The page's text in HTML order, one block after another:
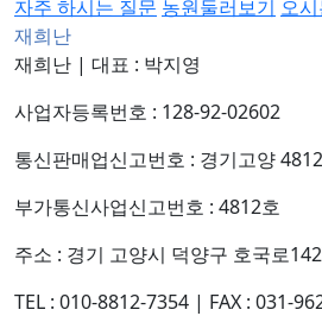
자주 하시는 질문 농원둘러보기 오
재희난
재희난 | 대표 : 박지영
사업자등록번호 : 128-92-02602
통신판매업신고번호 : 경기고양
부가통신사업신고번호 : 4812호
주소 : 경기 고양시 덕양구 호국로
TEL : 010-8812-7354 | FAX : 031-